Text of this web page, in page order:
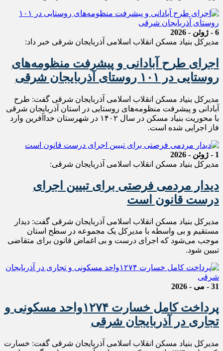
6 - ژوئن - 2026
مدیرکل بنیاد مسکن انقلاب اسلامی آذربایجان شرقی خبر‌ داد:
اجرای طرح آبادانی و پیشرفت منظومه‌های
روستایی در ۱۰۱ روستای آذربایجان شرقی
مدیرکل بنیاد مسکن انقلاب اسلامی آذربایجان شرقی گفت: طرح
آبادانی و پیشرفت منظومه‌های روستایی در استان آذربایجان شرقی
با محوریت بنیاد مسکن در سال ۱۴۰۲ در شهرستان خداآفرین وارد
فاز اجرایی شده است.
1 - ژوئن - 2026
مدیرکل بنیاد مسکن انقلاب اسلامی آذربایجان شرقی:
دیدار مردمی فرصتی برای تبیین اجرای
درست قانون است
مدیرکل بنیاد مسکن انقلاب اسلامی آذربایجان شرقی گفت: دیدار
مستقیم و بی واسطه با مدیرکل‌ یک مجموعه در سطح استان
موجب می‌شود که اجرای درست و بی اغماض قانون برای متقاضی
تبیین شود.
31 - می - 2026
پرداخت کامل خسارت ۱۲۷۴‌واحد مسکونی و
تجاری در آذربایجان شرقی
مدیرکل بنیاد مسکن انقلاب اسلامی آذربایجان شرقی گفت: خسارت